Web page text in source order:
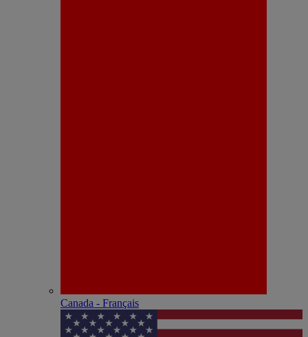
Canada - Français